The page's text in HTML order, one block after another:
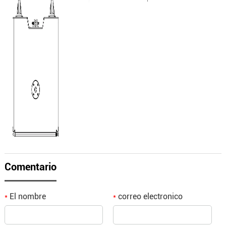
Comentario
*El nombre *correo electronico